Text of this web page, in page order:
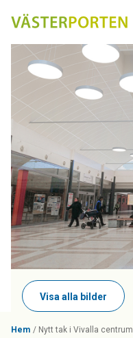
huvudinnehållet
Visa alla bilder
Hem / Nytt tak i Vivalla centrum